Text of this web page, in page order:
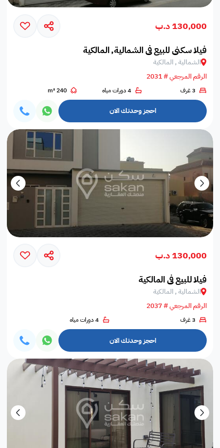
130,000 د.ب
فيلا سكني للبيع في الشمالية, المالكية
الشمالية , المالكية
الرقم المرجعي # 2031
3 غرف 4 دورات مياه 240 m²
احجز وحدتك الان
130,000 د.ب
فيلا للبيع في المالكية
الشمالية , المالكية
الرقم المرجعي # 2037
3 غرف 4 دورات مياه
احجز وحدتك الان